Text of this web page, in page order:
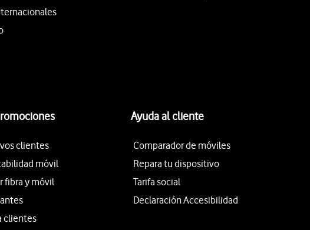
clientes
móvil
fibra y móvil
clientes
Ayuda al cliente
Comparador de móviles
Repara tu dispositivo
Tarifa social
Declaración Accesibilidad